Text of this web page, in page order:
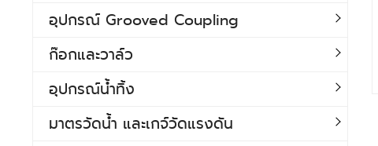
อุปกรณ์ Grooved Coupling
ก๊อกและวาล์ว
อุปกรณ์น้ำทิ้ง
มาตรวัดน้ำ และเกจ์วัดแรงดัน